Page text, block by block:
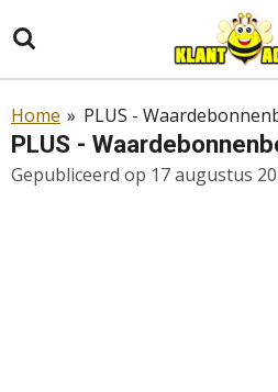
direct
naar
hoofdinhoud
Home » PLUS -
PLUS -
Gepubliceerd op 17 augustus